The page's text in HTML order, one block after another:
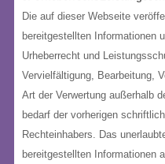
Die auf dieser Webseite
bereitgestellten Informationen
Urheberrecht und
Vervielfältigung, Bearbeitung,
Art der Verwertung außerhalb
bedarf der vorherigen
Rechteinhabers. Das
bereitgestellten Informationen